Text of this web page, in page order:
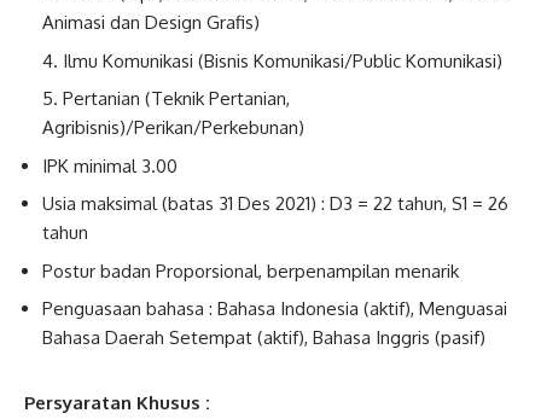
Animasi dan Design Grafis)
Ilmu Komunikasi (Bisnis Komunikasi/Public Komunikasi)
Pertanian (Teknik Pertanian,
Agribisnis)/Perikan/Perkebunan)
IPK minimal 3.00
Usia maksimal (batas 31 Des 2021) : D3 = 22 tahun, S1 = 26
tahun
Postur badan Proporsional, berpenampilan menarik
Penguasaan bahasa : Bahasa Indonesia (aktif), Menguasai
Bahasa Daerah Setempat (aktif), Bahasa Inggris (pasif)
Persyaratan Khusus :